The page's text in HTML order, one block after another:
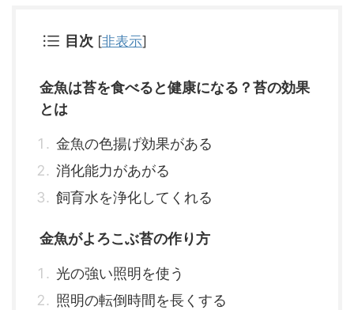
目次 [非表示]
金魚は苔を食べると健康になる？苔の効果
とは
金魚の色揚げ効果がある
消化能力があがる
飼育水を浄化してくれる
金魚がよろこぶ苔の作り方
光の強い照明を使う
照明の転倒時間を長くする